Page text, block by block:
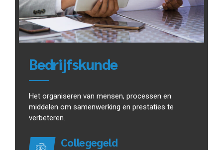
Bedrijfskunde
Het organiseren van mensen, processen en
middelen om samenwerking en prestaties te
verbeteren.
Collegegeld